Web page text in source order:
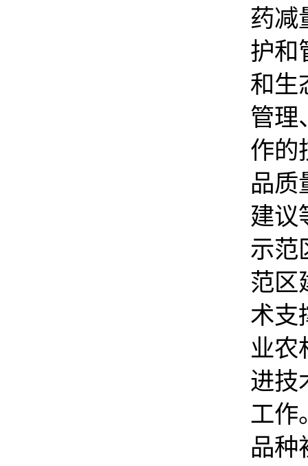
药减
护和
和生
管理
作的
品质
建议
示范
范区
术支
业农
进技
工作
品种